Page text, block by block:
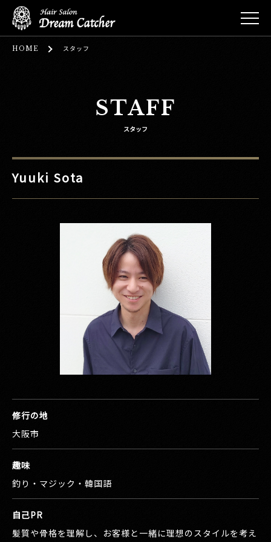
HOME スタッフ
STAFF
スタッフ
Yuuki Sota
修行の地
大阪市
趣味
釣り・マジック・韓国語
自己PR
髪質や骨格を理解し、お客様と一緒に理想のスタイルを考え